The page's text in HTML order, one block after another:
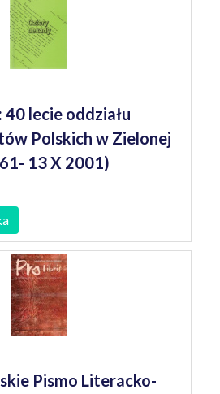
lecie oddziału
Polskich w Zielonej
13 X 2001)
Pismo Literacko-